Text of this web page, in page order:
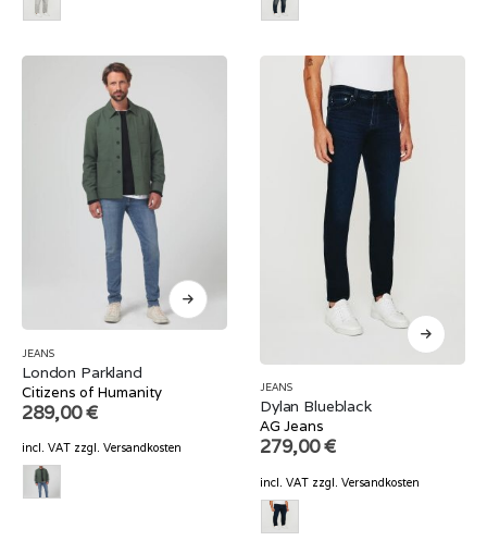
JEANS
London Parkland
Citizens of Humanity
289,00€
incl. VAT zzgl. Versandkosten
JEANS
Dylan Blueblack
AG Jeans
279,00€
incl. VAT zzgl. Versandkosten